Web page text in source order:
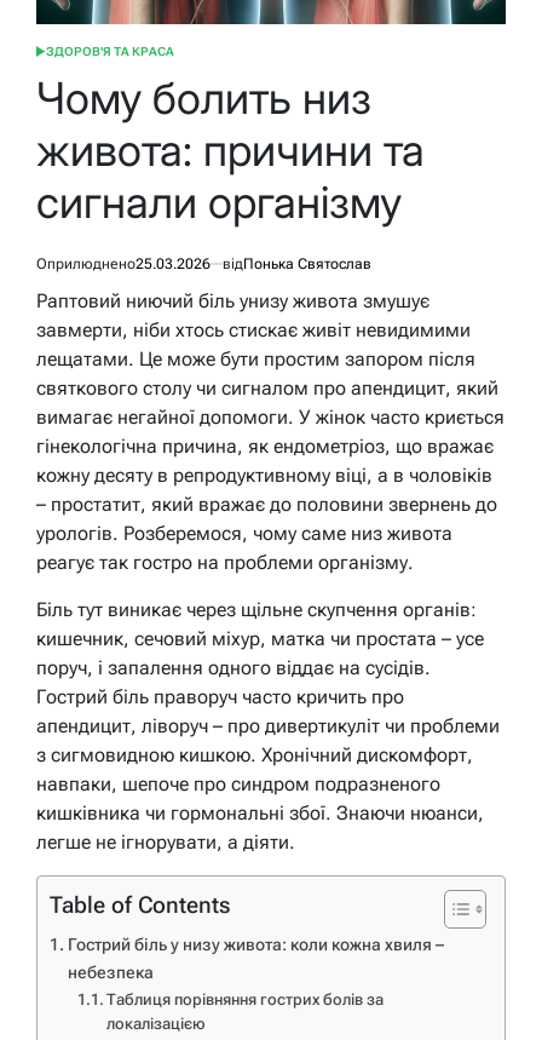
ОПУБЛІКУВАТИ
ЗДОРОВ'Я ТА КРАСА
Чому болить низ
живота: причини та
сигнали організму
Оприлюднено25.03.2026 відПонька Святослав
Раптовий ниючий біль унизу живота змушує
завмерти, ніби хтось стискає живіт невидимими
лещатами. Це може бути простим запором після
святкового столу чи сигналом про апендицит, який
вимагає негайної допомоги. У жінок часто криється
гінекологічна причина, як ендометріоз, що вражає
кожну десяту в репродуктивному віці, а в чоловіків
– простатит, який вражає до половини звернень до
урологів. Розберемося, чому саме низ живота
реагує так гостро на проблеми організму.
Біль тут виникає через щільне скупчення органів:
кишечник, сечовий міхур, матка чи простата – усе
поруч, і запалення одного віддає на сусідів.
Гострий біль праворуч часто кричить про
апендицит, ліворуч – про дивертикуліт чи проблеми
з сигмовидною кишкою. Хронічний дискомфорт,
навпаки, шепоче про синдром подразненого
кишківника чи гормональні збої. Знаючи нюанси,
легше не ігнорувати, а діяти.
Table of Contents
Гострий біль у низу живота: коли кожна хвиля –
небезпека
Таблиця порівняння гострих болів за
локалізацією